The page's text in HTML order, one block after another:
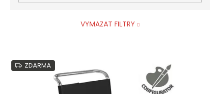
VYMAZAT FILTRY
V
ý ZDARMA